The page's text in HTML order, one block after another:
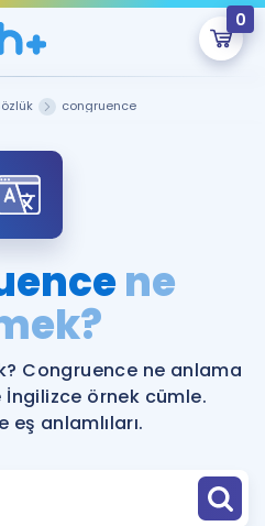
0
An Boş.
onlarca eğitim seni
İngilizce Gramer
congruence
ne
Congruence ne anlama
örnek cümle.
eş anlamlıları.